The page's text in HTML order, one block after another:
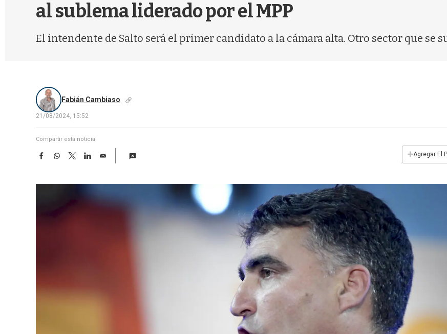
al sublema liderado por el MPP
El intendente de Salto será el primer candidato a la cámara alta. Otro sector que se
Fabián Cambiaso
21/08/2024, 15:52
Compartir esta noticia
F
e
W
t
T
w
t
r
L
k
E
i
+Agregar El